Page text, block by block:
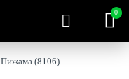
0
Пижама (8106)